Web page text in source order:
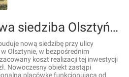
Powstanie nowa siedziba Olsztyńskiego Teatru Lalek. Znamy szczegóły inwestycji [WIZUALIZACJE]
nową siedzibę przy ulicy
Olsztynie, w bezpośrednim
koszt realizacji tej inwestycji
Nowoczesny obiekt zastąpi
placówkę funkcjonującą od